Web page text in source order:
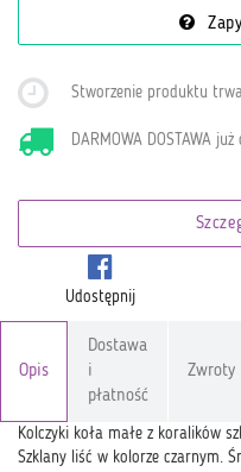
Stworzenie produktu
DARMOWA DOSTAWA
Udostępnij
Opis
Dostawa
i
płatność
Zwroty
Kolczyki koła małe z koralików
Szklany liść w kolorze czarnym.